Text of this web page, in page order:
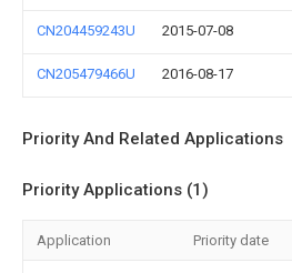
CN204459243U 2015-07-08
CN205479466U 2016-08-17
Priority And Related Applications
Priority Applications (1)
Application Priority date